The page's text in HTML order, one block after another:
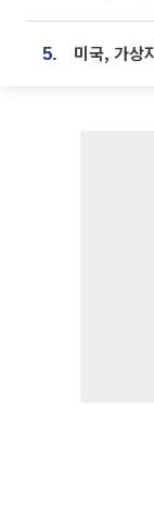
5.